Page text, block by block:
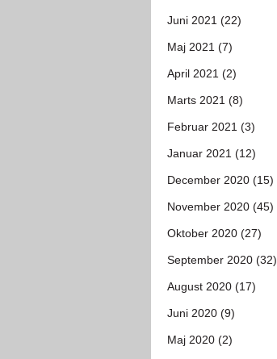
Juni 2021 (22)
Maj 2021 (7)
April 2021 (2)
Marts 2021 (8)
Februar 2021 (3)
Januar 2021 (12)
December 2020 (15)
November 2020 (45)
Oktober 2020 (27)
September 2020 (32)
August 2020 (17)
Juni 2020 (9)
Maj 2020 (2)